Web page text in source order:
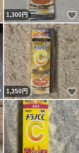
いいね！
1,300円
いいね！
1,350円